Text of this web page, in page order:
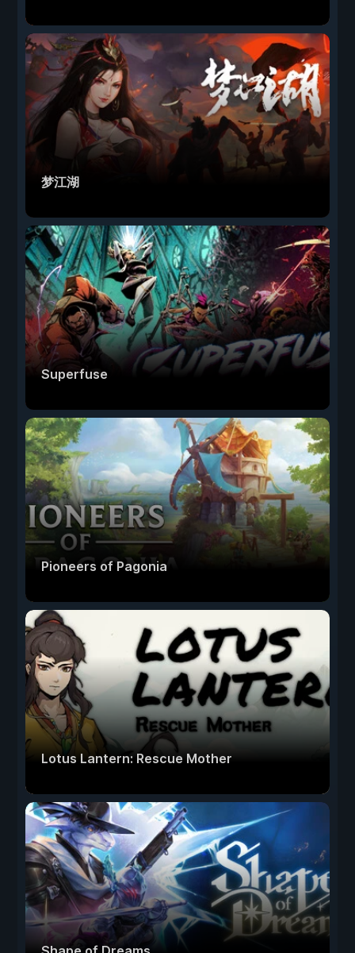
梦江湖
Superfuse
Pioneers of Pagonia
Lotus Lantern: Rescue Mother